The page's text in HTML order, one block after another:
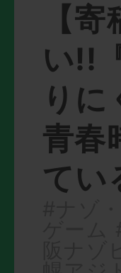
【
い!!
り
青春
てい